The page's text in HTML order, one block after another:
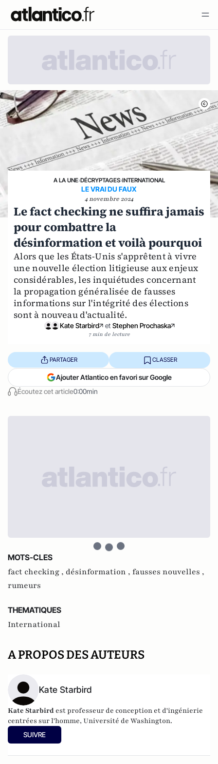
A LA UNE›DÉCRYPTAGES›INTERNATIONAL
LE VRAI DU FAUX
4 novembre 2024
Le fact checking ne suffira jamais
pour combattre la
désinformation et voilà pourquoi
Alors que les États-Unis s'apprêtent à vivre
une nouvelle élection litigieuse aux enjeux
considérables, les inquiétudes concernant
la propagation généralisée de fausses
informations sur l'intégrité des élections
sont à nouveau d'actualité.
Kate Starbird et Stephen Prochaska
7 min de lecture
Écoutez cet article0:00min
PARTAGER CLASSER
Ajouter Atlantico en favori sur Google
MOTS-CLES
fact checking , désinformation , fausses nouvelles ,
rumeurs
THEMATIQUES
International
A PROPOS DES AUTEURS
Kate Starbird
Kate Starbird est professeur de conception et d'ingénierie
centrées sur l'homme, Université de Washington.
SUIVRE